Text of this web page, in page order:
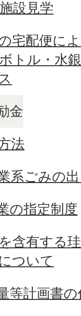
設見学
宅配便に
トル・水
金
法
系ごみの
の指定制度
含有する
ついて
等計画書の